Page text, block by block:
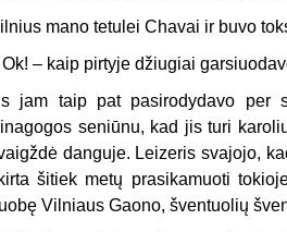
mano tetulei Chavai ir buvo
– kaip pirtyje džiugiai
jam taip pat pasirodydavo per
seniūnu, kad jis turi
danguje. Leizeris svajojo,
šitiek metų prasikamuoti
Vilniaus Gaono, šventuolių